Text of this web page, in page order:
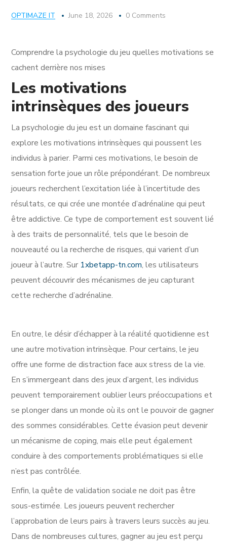
OPTIMAZE IT June 18, 2026 0 Comments
Comprendre la psychologie du jeu quelles motivations se
cachent derrière nos mises
Les motivations
intrinsèques des joueurs
La psychologie du jeu est un domaine fascinant qui
explore les motivations intrinsèques qui poussent les
individus à parier. Parmi ces motivations, le besoin de
sensation forte joue un rôle prépondérant. De nombreux
joueurs recherchent l’excitation liée à l’incertitude des
résultats, ce qui crée une montée d’adrénaline qui peut
être addictive. Ce type de comportement est souvent lié
à des traits de personnalité, tels que le besoin de
nouveauté ou la recherche de risques, qui varient d’un
joueur à l’autre. Sur 1xbetapp-tn.com, les utilisateurs
peuvent découvrir des mécanismes de jeu capturant
cette recherche d’adrénaline.
En outre, le désir d’échapper à la réalité quotidienne est
une autre motivation intrinsèque. Pour certains, le jeu
offre une forme de distraction face aux stress de la vie.
En s’immergeant dans des jeux d’argent, les individus
peuvent temporairement oublier leurs préoccupations et
se plonger dans un monde où ils ont le pouvoir de gagner
des sommes considérables. Cette évasion peut devenir
un mécanisme de coping, mais elle peut également
conduire à des comportements problématiques si elle
n’est pas contrôlée.
Enfin, la quête de validation sociale ne doit pas être
sous-estimée. Les joueurs peuvent rechercher
l’approbation de leurs pairs à travers leurs succès au jeu.
Dans de nombreuses cultures, gagner au jeu est perçu